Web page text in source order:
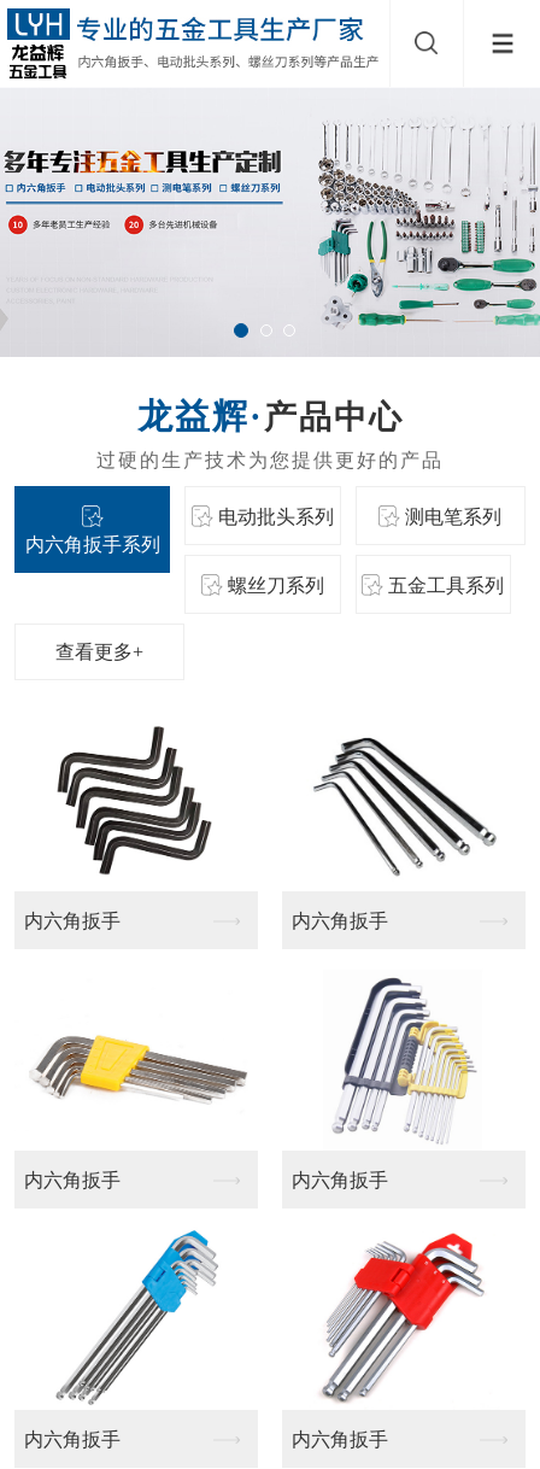
产品中心
内六角扳手系列
电动批头系列 测电笔系列
螺丝刀系列 五金工具系列
查看更多+
内六角扳手 内六角扳手
内六角扳手 内六角扳手
内六角扳手 内六角扳手